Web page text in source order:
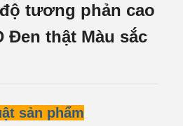
tương phản cao
Đen thật Màu sắc
sản phẩm